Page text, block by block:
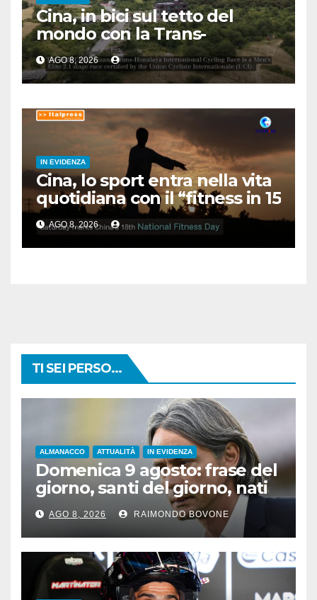
Cina, in bici sul tetto del
mondo con la Trans-
Himalaya Race
AGO 8, 2026
IN EVIDENZA
Cina, lo sport entra nella vita
quotidiana con il “fitness in 15
minuti”
AGO 8, 2026
TI SEI PERSO...
ALMANACCO ATTUALITÀ IN EVIDENZA
Domenica 9 agosto: frase del
giorno, santi del giorno, nati
famosi, accadde oggi
AGO 8, 2026 RAIMONDO BOVONE